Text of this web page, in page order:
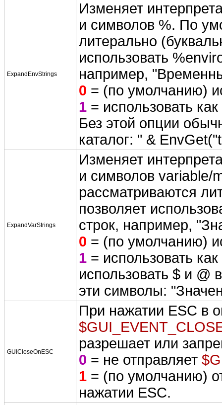
ExpandEnvStrings
Изменяет
и символов %. По
литерально
использовать
например,
0 = (по умолчанию)
1 = использовать
Без этой опции
каталог: " &
ExpandVarStrings
Изменяет
и символов variable/
рассматриваются
позволяет
строк, например,
0 = (по умолчанию)
1 = использовать
использовать $ и @
эти символы:
GUICloseOnESC
При нажатии ESC в
разрешает или
0 = не отправляет
1 = (по умолчанию)
нажатии ESC.